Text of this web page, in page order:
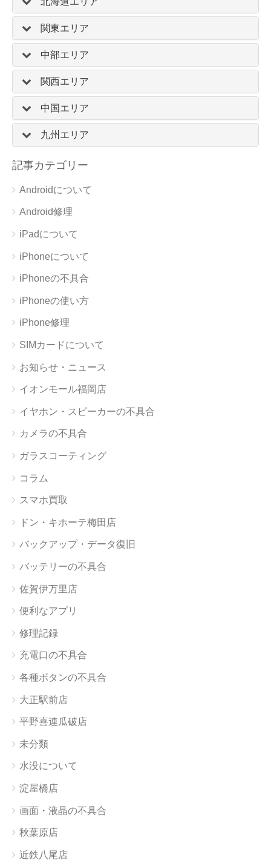
関東エリア
中部エリア
関西エリア
中国エリア
九州エリア
記事カテゴリー
Androidについて
Android修理
iPadについて
iPhoneについて
iPhoneの不具合
iPhoneの使い方
iPhone修理
SIMカードについて
お知らせ・ニュース
イオンモール福岡店
イヤホン・スピーカーの不具合
カメラの不具合
ガラスコーティング
コラム
スマホ買取
ドン・キホーテ梅田店
バックアップ・データ復旧
バッテリーの不具合
佐賀伊万里店
便利なアプリ
修理記録
充電口の不具合
各種ボタンの不具合
大正駅前店
平野喜連瓜破店
未分類
水没について
淀屋橋店
画面・液晶の不具合
秋葉原店
近鉄八尾店